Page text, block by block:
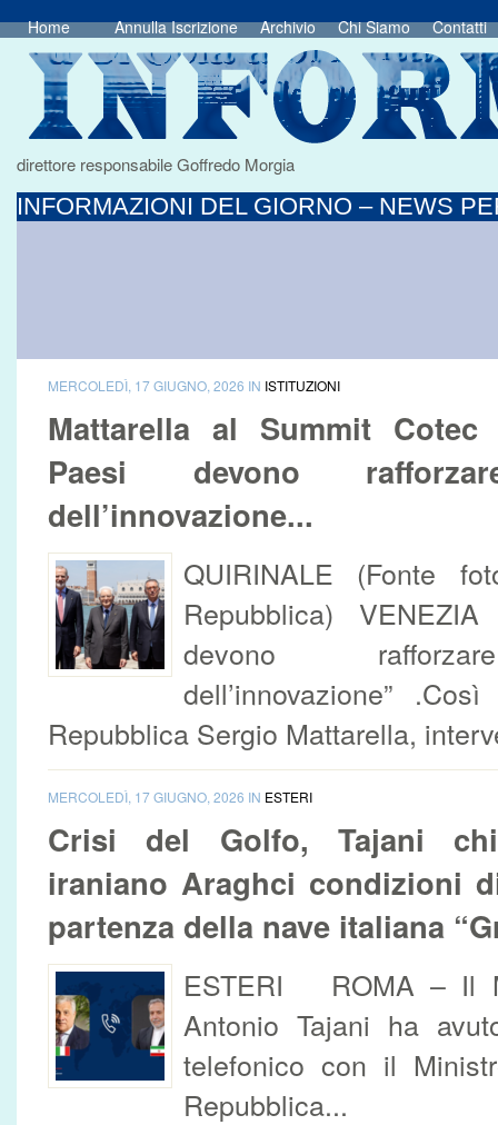
Home Annulla Iscrizione Archivio Chi Siamo Contatti
direttore responsabile Goffredo Morgia
INFORMAZIONI DEL GIORNO – NEWS
MERCOLEDÌ, 17 GIUGNO, 2026 IN ISTITUZIONI
Mattarella al Summit
Paesi devono
dell’innovazione...
QUIRINALE (Fonte
Repubblica)
devono
dell’innovazione”
Repubblica Sergio Mattarella,
MERCOLEDÌ, 17 GIUGNO, 2026 IN ESTERI
Crisi del Golfo, Tajani
iraniano Araghci condizioni
partenza della nave italiana
ESTERI ROMA – Il
Antonio Tajani ha
telefonico con il
Repubblica...